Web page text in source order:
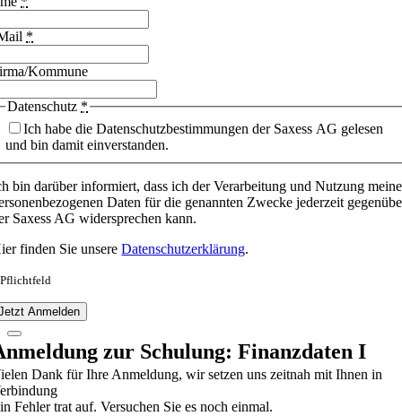
*
Kommune
Datenschutz *
Ich habe die Datenschutzbestimmungen der Saxess AG gelesen
und bin damit einverstanden.
bin darüber informiert, dass ich der Verarbeitung und Nutzung
Daten für die genannten Zwecke jederzeit
Saxess AG widersprechen kann.
finden Sie unsereDatenschutzerklärung.
Anmelden
zur Schulung: Finanzdaten I
Dank für Ihre Anmeldung, wir setzen uns zeitnah mit Ihnen in
Fehler trat auf. Versuchen Sie es noch einmal.